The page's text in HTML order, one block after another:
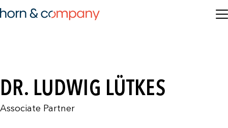
DR. LUDWIG LÜTKES
Associate Partner